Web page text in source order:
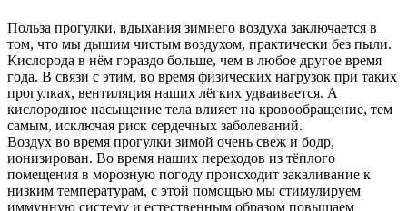
Польза прогулки, вдыхания зимнего воздуха заключается в
том, что мы дышим чистым воздухом, практически без пыли.
Кислорода в нём гораздо больше, чем в любое другое время
года. В связи с этим, во время физических нагрузок при таких
прогулках, вентиляция наших лёгких удваивается. А
кислородное насыщение тела влияет на кровообращение, тем
самым, исключая риск сердечных заболеваний.
Воздух во время прогулки зимой очень свеж и бодр,
ионизирован. Во время наших переходов из тёплого
помещения в морозную погоду происходит закаливание к
низким температурам, с этой помощью мы стимулируем
иммунную систему и естественным образом повышаем